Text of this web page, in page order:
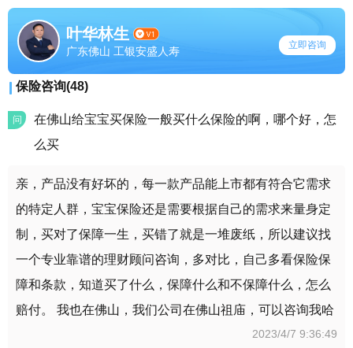
叶华林生
广东佛山 工银安盛人寿 立即咨询
保险咨询(48)
问
在佛山给宝宝买保险一般买什么保险的啊，哪个好，怎
么买
亲，产品没有好坏的，每一款产品能上市都有符合它需求
的特定人群，宝宝保险还是需要根据自己的需求来量身定
制，买对了保障一生，买错了就是一堆废纸，所以建议找
一个专业靠谱的理财顾问咨询，多对比，自己多看保险保
障和条款，知道买了什么，保障什么和不保障什么，怎么
赔付。 我也在佛山，我们公司在佛山祖庙，可以咨询我哈
2023/4/7 9:36:49